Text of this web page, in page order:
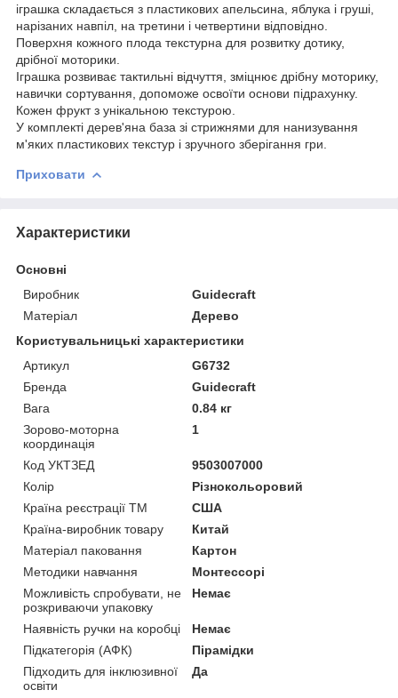
іграшка складається з пластикових апельсина, яблука і груші,
нарізаних навпіл, на третини і четвертини відповідно.
Поверхня кожного плода текстурна для розвитку дотику,
дрібної моторики.
Іграшка розвиває тактильні відчуття, зміцнює дрібну моторику,
навички сортування, допоможе освоїти основи підрахунку.
Кожен фрукт з унікальною текстурою.
У комплекті дерев'яна база зі стрижнями для нанизування
м'яких пластикових текстур і зручного зберігання гри.
Приховати
Характеристики
Основні
Виробник
Guidecraft
Матеріал
Дерево
Користувальницькі характеристики
Артикул
G6732
Бренда
Guidecraft
Вага
0.84 кг
Зорово-моторна
координація
1
Код УКТЗЕД
9503007000
Колір
Різнокольоровий
Країна реєстрації ТМ
США
Країна-виробник товару
Китай
Матеріал паковання
Картон
Методики навчання
Монтессорі
Можливість спробувати, не
розкриваючи упаковку
Немає
Наявність ручки на коробці
Немає
Підкатегорія (АФК)
Пірамідки
Підходить для інклюзивної
освіти
Да